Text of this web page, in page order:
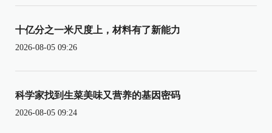
十亿分之一米尺度上，材料有了新能力
2026-08-05 09:26
科学家找到生菜美味又营养的基因密码
2026-08-05 09:24